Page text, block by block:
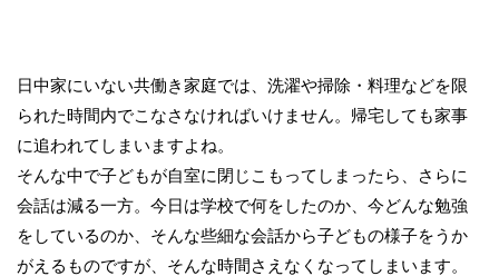
日中家にいない共働き家庭では、洗濯や掃除・料理などを限
られた時間内でこなさなければいけません。帰宅しても家事
に追われてしまいますよね。
そんな中で子どもが自室に閉じこもってしまったら、さらに
会話は減る一方。今日は学校で何をしたのか、今どんな勉強
をしているのか、そんな些細な会話から子どもの様子をうか
がえるものですが、そんな時間さえなくなってしまいます。